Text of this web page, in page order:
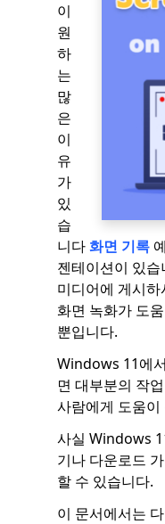
이
원
하
는
많
은
이
유
가
있
습
니다화면 기록
젠테이션이 있
미디어에 게시하
화면 녹화가 도
뿐입니다.
Windows 11에
면 대부분의 작
사람에게 도움이
사실 Windows
기나 다운로드
할 수 있습니다.
이 문서에서는